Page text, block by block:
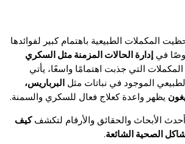
المكملات الطبيعية باهتمام كبير لفوائدها
في إدارة الحالات المزمنة مثل السكري
التي جذبت اهتمامًا واسعًا، يأتي
الموجود في نباتات مثل البرباريس،
يظهر واعدة كعلاج فعال للسكري والسمنة.
الأبحاث والحقائق والأرقام لتكشفكيف
الصحية الشائعة.